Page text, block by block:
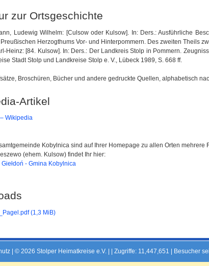
zur Ortsgeschichte
Ludewig Wilhelm: [Culsow oder Kulsow]. In: Ders.: Ausführliche
Herzogthums Vor- und Hinterpommern. Des zweiten Theils
Heinz: [84. Kulsow]. In: Ders.: Der Landkreis Stolp in Pommern.
Stadt Stolp und Landkreise Stolp e. V., Lübeck 1989, S. 668 ff.
Broschüren, Bücher und andere gedruckte Quellen, alphabetisch
Artikel
Wikipedia
Kobylnica sind auf Ihrer Homepage zu allen Orten mehrere
(ehem. Kulsow) findet Ihr hier:
- Gmina Kobylnica
(1,3 MiB)
| © 2026 Stolper Heimatkreise e.V. | | Zugriffe: 11,447,651 | Besucher